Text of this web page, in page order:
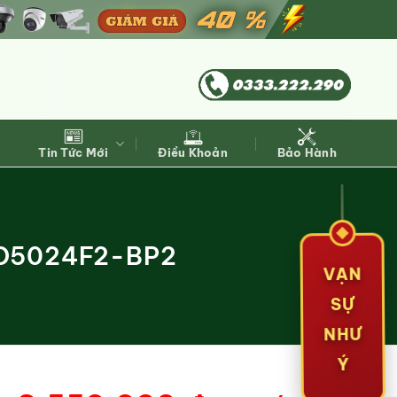
Tin Tức Mới Điều Khoản Bảo Hành
BP2
VẠN
SỰ
NHƯ
Ý